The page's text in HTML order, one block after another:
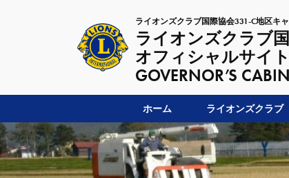
ライオンズクラブ国際協会331-C地区キ
ライオンズクラブ
オフィシャルサイト
GOVERNOR’S
ホーム ライオンズクラブ